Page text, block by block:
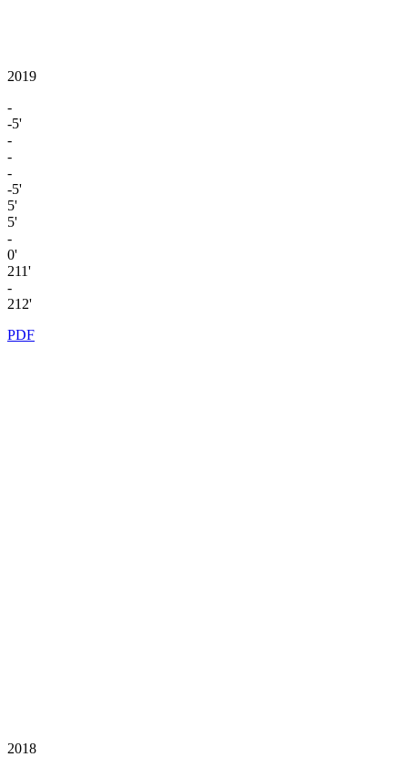
2019
-
-5'
-
-
-
-5'
5'
5'
-
0'
211'
-
212'
PDF
2018